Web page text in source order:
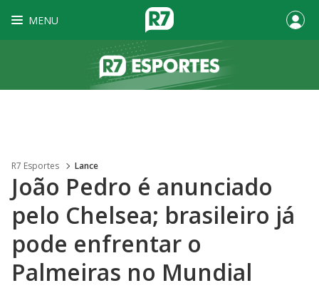
MENU
R7 Esportes Lance
João Pedro é anunciado
pelo Chelsea; brasileiro já
pode enfrentar o
Palmeiras no Mundial